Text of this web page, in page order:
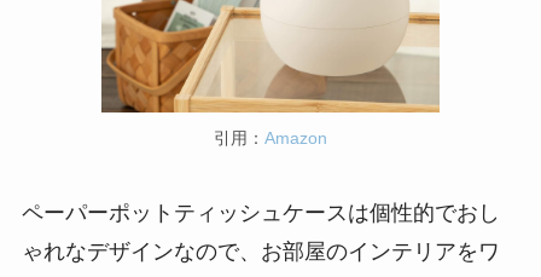
引用： Amazon
ペーパーポットティッシュケースは個性的でおし
ゃれなデザインなので、お部屋のインテリアをワ